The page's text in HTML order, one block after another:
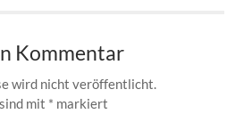
Kommentar
wird nicht veröffentlicht.
mit * markiert